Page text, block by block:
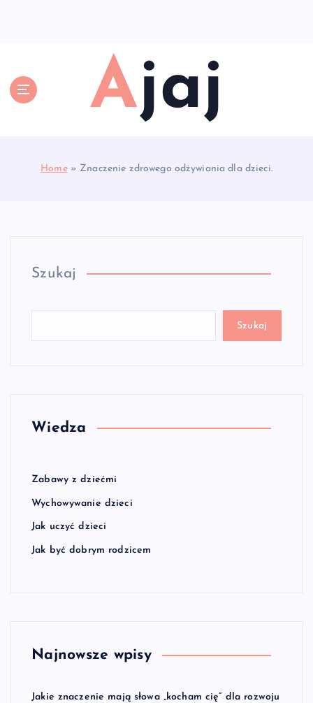
Ajaj
Home» Znaczenie zdrowego odżywiania dla dzieci.
Szukaj
Szukaj
Wiedza
Zabawy z dziećmi
Wychowywanie dzieci
Jak uczyć dzieci
Jak być dobrym rodzicem
Najnowsze wpisy
Jakie znaczenie mają słowa „kocham cię” dla rozwoju